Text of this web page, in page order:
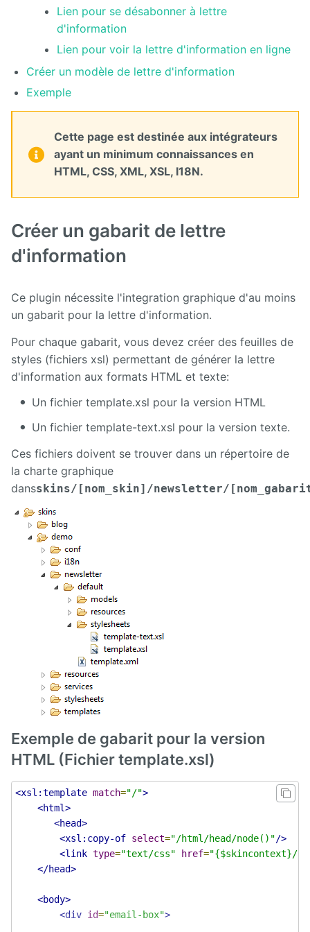
Calendar
Cart
Ads
Content
Editor
Dashboard
Explorer
starter
Exchange
External
Extra User
FAQ
Flipbook
Forms
Front
Edition
Notification
Gadgets
Glossary
GLPI
Calendar
Hyperplanning
Inlinemedia
Offer
Lien pour se désabonner à lettre
d'information
Lien pour voir la lettre d'information en ligne
Créer un modèle de lettre d'information
Exemple
Cette page est destinée aux intégrateurs
ayant un minimum connaissances en
HTML, CSS, XML, XSL, I18N.
Créer un gabarit de lettre
d'information
Ce plugin nécessite l'integration graphique d'au moins
un gabarit pour la lettre d'information.
Pour chaque gabarit, vous devez créer des feuilles de
styles (fichiers xsl) permettant de générer la lettre
d'information aux formats HTML et texte:
Un fichier template.xsl pour la version HTML
Un fichier template-text.xsl pour la version texte.
Ces fichiers doivent se trouver dans un répertoire de
la charte graphique
dansskins/[nom_skin]/newsletter/
Exemple de gabarit pour la version
HTML (Fichier template.xsl)
<xsl:template match="/">
<html>
<head>
<xsl:copy-of select="/html/head/node()"/>
<link type="text/css" href="{$skincontext}/
</head>
<body>
<div id="email-box">